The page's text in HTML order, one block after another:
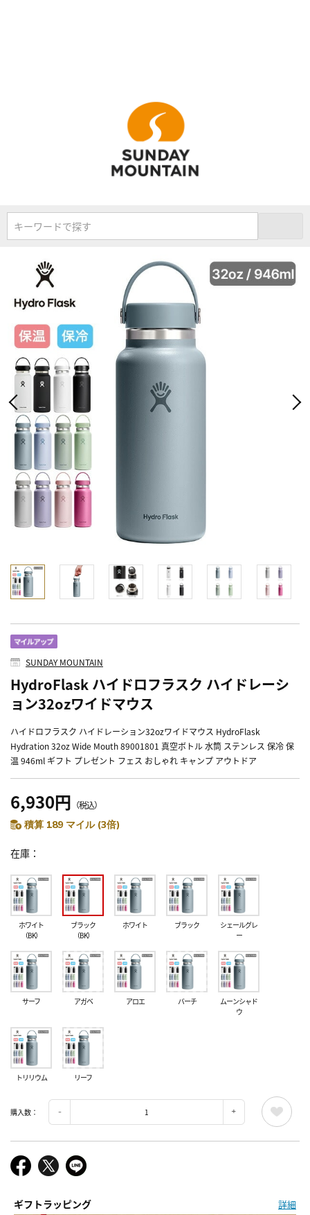
キーワードで探す
SUNDAY MOUNTAIN
HydroFlask ハイドロフラスク ハイドレーシ
ョン32ozワイドマウス
ハイドロフラスク ハイドレーション32ozワイドマウス HydroFlask
Hydration 32oz Wide Mouth 89001801 真空ボトル 水筒 ステンレス 保冷 保
温 946ml ギフト プレゼント フェス おしゃれ キャンプ アウトドア
6,930円 （税込）
積算 189 マイル (3倍)
在庫
ホワイト
（BK）
ブラック
（BK）
ホワイト ブラック
シェールグレ
ー
サーフ アガベ アロエ バーチ
ムーンシャド
ウ
トリリウム リーフ
購入数：
ギフトラッピング 詳細